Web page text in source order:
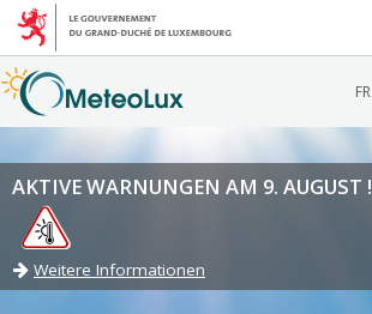
FR
AKTIVE WARNUNGEN AM 9. AUGUST !
Weitere Informationen